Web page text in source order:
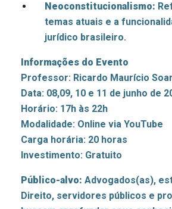
Neoconstitucionalismo:
temas atuais e a
jurídico brasileiro.
Informações do Evento
Professor: Ricardo Maurício
Data: 08,09, 10 e 11 de junho de
Horário: 17h às 22h
Modalidade: Online via YouTube
Carga horária: 20 horas
Investimento: Gratuito
Público-alvo: Advogados(as),
Direito, servidores públicos e